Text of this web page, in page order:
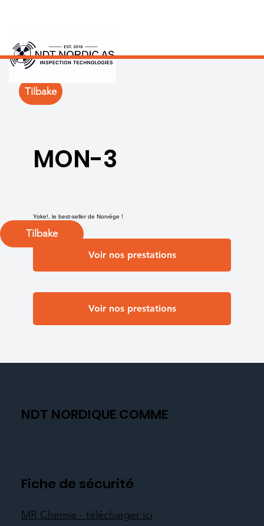
Tilbake
MON-3
Yoke!, le best-seller de Norvège !
Voir nos prestations
Voir nos prestations
Tilbake
NDT NORDIQUE COMME
Fiche de sécurité
MR Chemie - télécharger ici